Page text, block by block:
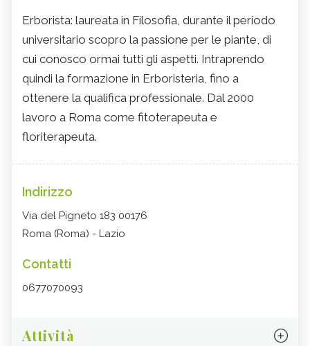
Erborista: laureata in Filosofia, durante il periodo
universitario scopro la passione per le piante, di
cui conosco ormai tutti gli aspetti. Intraprendo
quindi la formazione in Erboristeria, fino a
ottenere la qualifica professionale. Dal 2000
lavoro a Roma come fitoterapeuta e
floriterapeuta.
Indirizzo
Via del Pigneto 183 00176
Roma (Roma) - Lazio
Contatti
0677070093
Attività